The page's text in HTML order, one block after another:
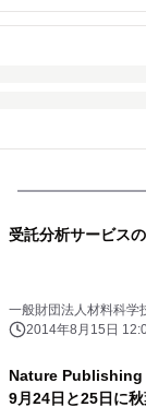
受託分析サービス
一般財団法人材料科学
2014年8月15日
Nature Publishing
9月24日と25日に